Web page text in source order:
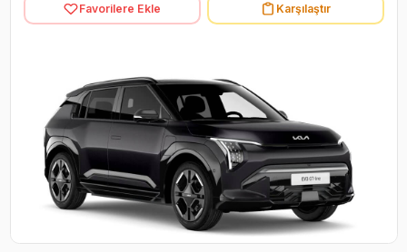
Karşılaştır
Favorilere Ekle Karşılaştır